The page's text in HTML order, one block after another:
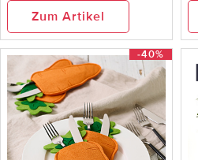
Zum Artikel
-40%